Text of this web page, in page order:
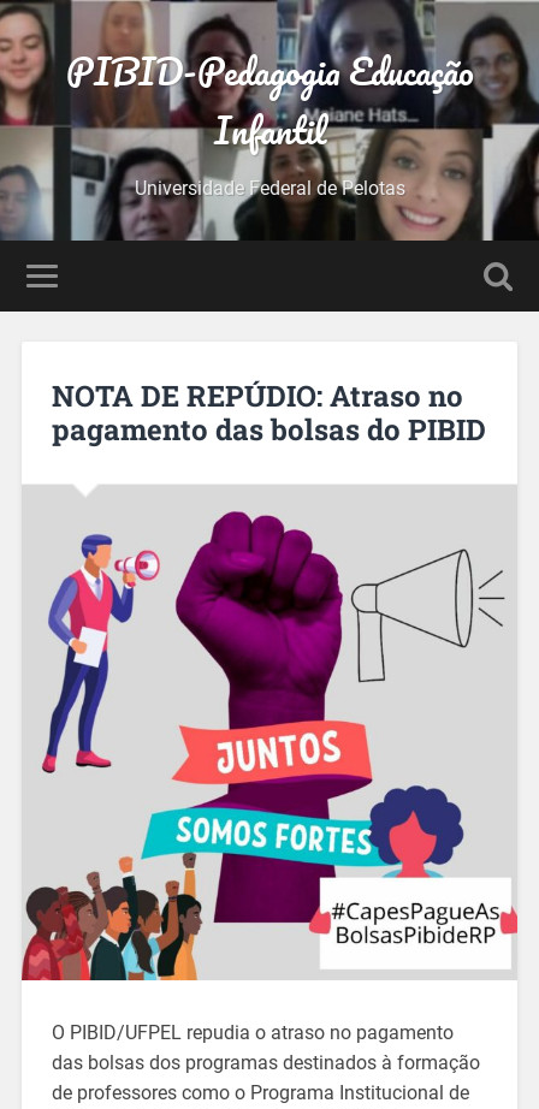
PIBID-Pedagogia Educação
Infantil
Universidade Federal de Pelotas
NOTA DE REPÚDIO: Atraso no
pagamento das bolsas do PIBID
O PIBID/UFPEL repudia o atraso no pagamento
das bolsas dos programas destinados à formação
de professores como o Programa Institucional de